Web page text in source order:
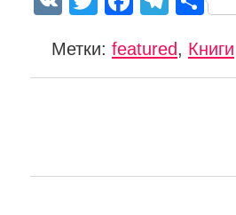
Метки: featured, Книги